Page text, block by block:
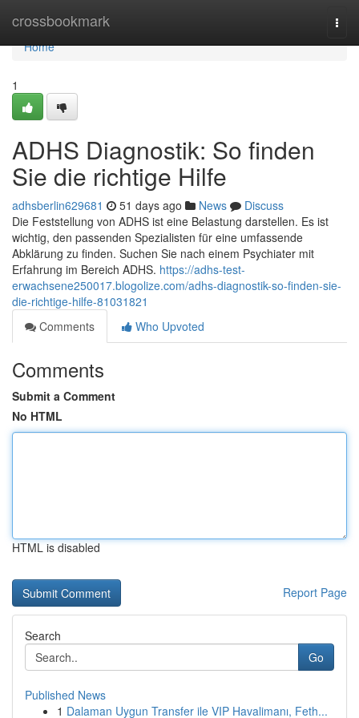
crossbookmark
Home
Home
1
ADHS Diagnostik: So finden
Sie die richtige Hilfe
adhsberlin629681 51 days ago News
Discuss
Die Feststellung von ADHS ist eine Belastung darstellen. Es ist
wichtig, den passenden Spezialisten für eine umfassende
Abklärung zu finden. Suchen Sie nach einem Psychiater mit
Erfahrung im Bereich ADHS. https://adhs-test-
erwachsene250017.blogolize.com/adhs-diagnostik-so-finden-sie-
die-richtige-hilfe-81031821
Comments
Who Upvoted
Comments
Submit a Comment
No HTML
HTML is disabled
Report Page
Search
Go
Published News
1 Dalaman Uygun Transfer ile VIP Havalimanı, Feth...